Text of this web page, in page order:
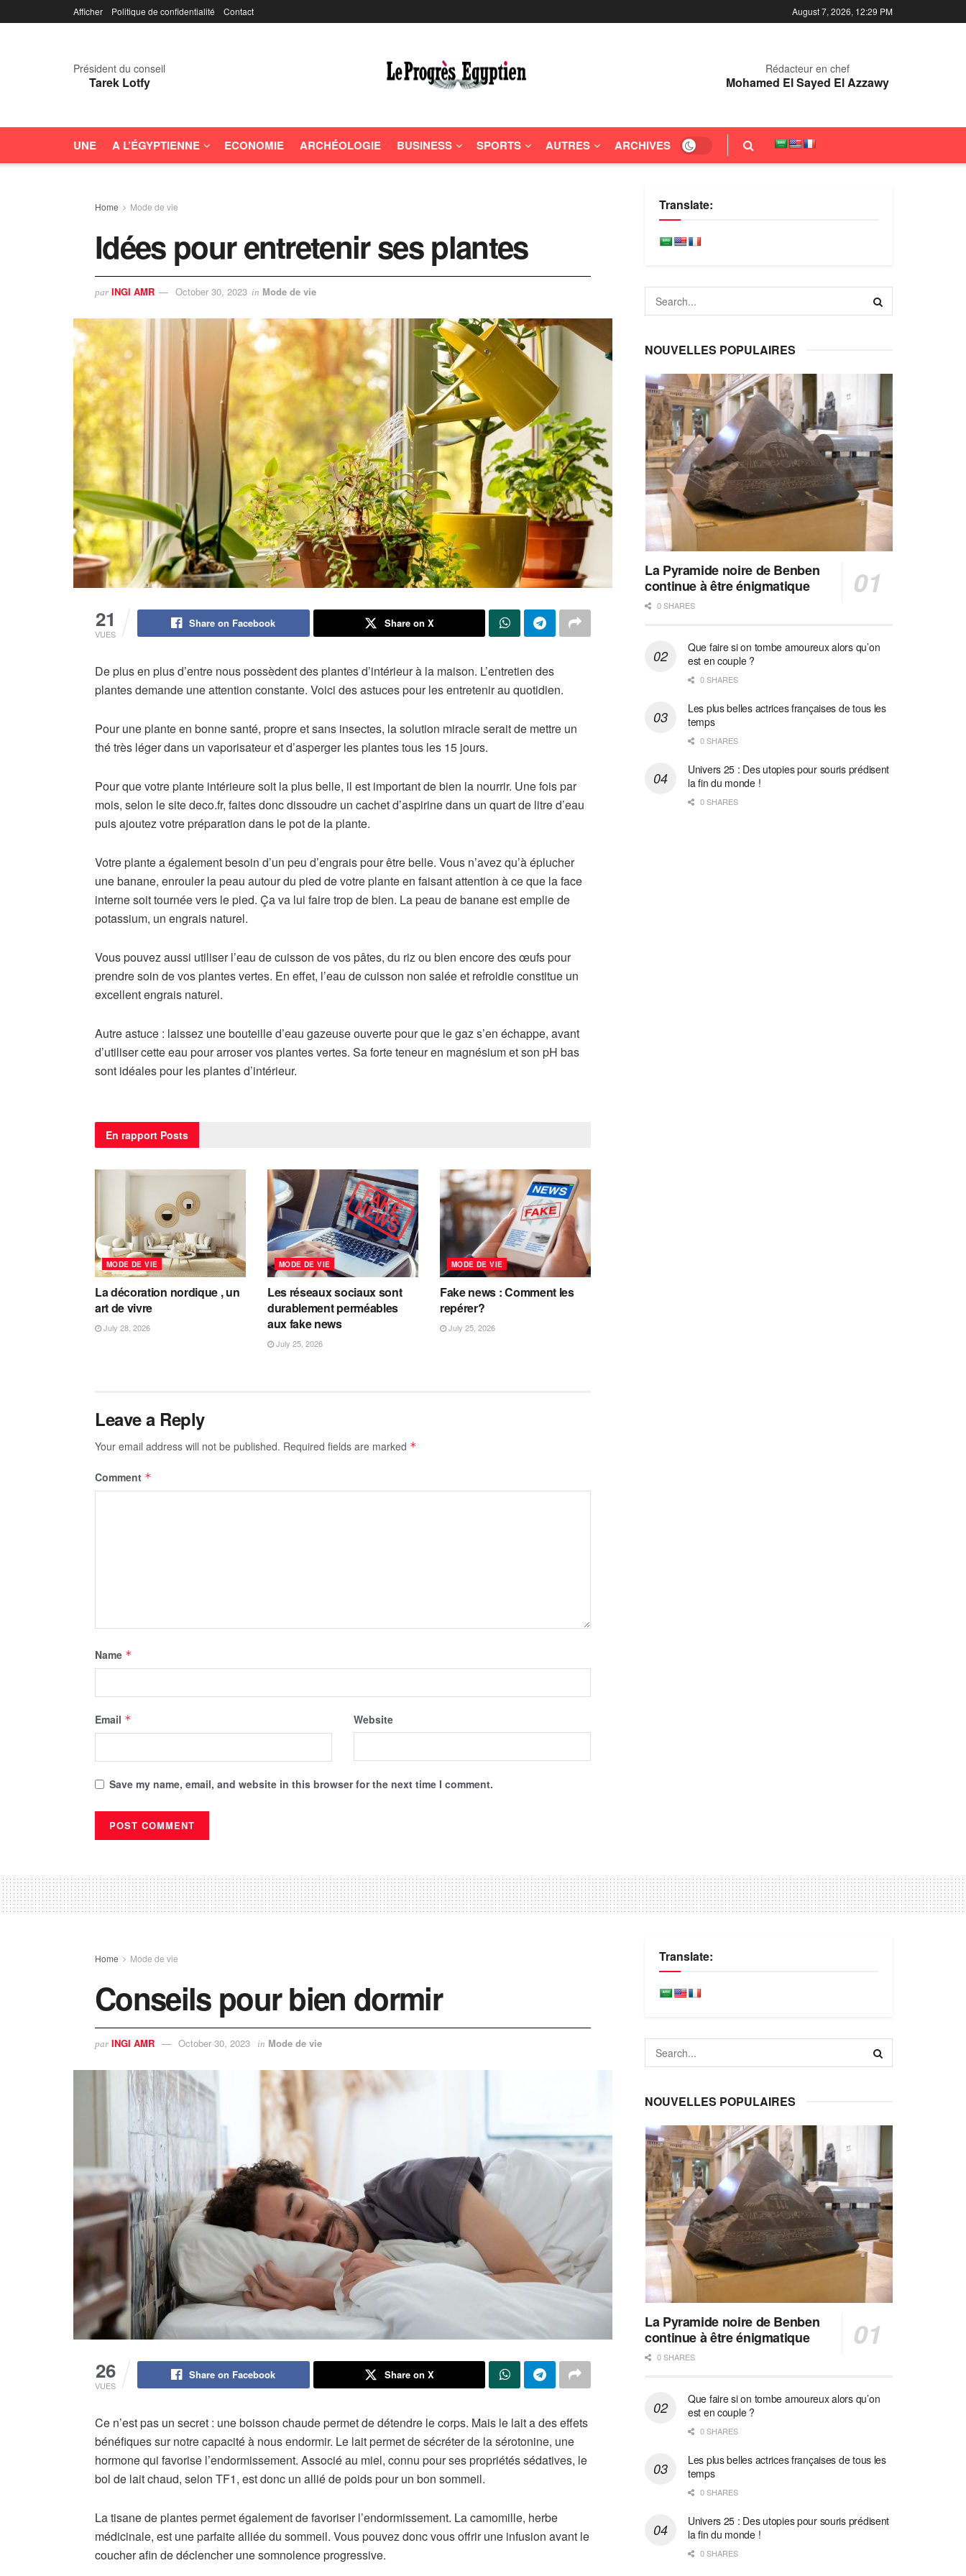
Afficher Politique de confidentialité Contact August 7, 2026, 12:29 PM
Président du conseil
Tarek Lotfy
Rédacteur en chef
Mohamed El Sayed El Azzawy
UNE A L’ÉGYPTIENNE ECONOMIE ARCHÉOLOGIE BUSINESS SPORTS AUTRES ARCHIVES
Home Mode de vie
Idées pour entretenir ses plantes
par INGI AMR October 30, 2023 in Mode de vie
21
VUES
Share on Facebook Share on X
De plus en plus d’entre nous possèdent des plantes d’intérieur à la maison. L’entretien des
plantes demande une attention constante. Voici des astuces pour les entretenir au quotidien.
Pour une plante en bonne santé, propre et sans insectes, la solution miracle serait de mettre un
thé très léger dans un vaporisateur et d’asperger les plantes tous les 15 jours.
Pour que votre plante intérieure soit la plus belle, il est important de bien la nourrir. Une fois par
mois, selon le site deco.fr, faites donc dissoudre un cachet d’aspirine dans un quart de litre d’eau
puis ajoutez votre préparation dans le pot de la plante.
Votre plante a également besoin d’un peu d’engrais pour être belle. Vous n’avez qu’à éplucher
une banane, enrouler la peau autour du pied de votre plante en faisant attention à ce que la face
interne soit tournée vers le pied. Ça va lui faire trop de bien. La peau de banane est emplie de
potassium, un engrais naturel.
Vous pouvez aussi utiliser l’eau de cuisson de vos pâtes, du riz ou bien encore des œufs pour
prendre soin de vos plantes vertes. En effet, l’eau de cuisson non salée et refroidie constitue un
excellent engrais naturel.
Autre astuce : laissez une bouteille d’eau gazeuse ouverte pour que le gaz s’en échappe, avant
d’utiliser cette eau pour arroser vos plantes vertes. Sa forte teneur en magnésium et son pH bas
sont idéales pour les plantes d’intérieur.
En rapport Posts
MODE DE VIE
La décoration nordique , un
art de vivre
July 28, 2026
MODE DE VIE
Les réseaux sociaux sont
durablement perméables
aux fake news
July 25, 2026
MODE DE VIE
Fake news : Comment les
repérer?
July 25, 2026
Leave a Reply
Your email address will not be published. Required fields are marked *
Comment *
Name *
Email * Website
Save my name, email, and website in this browser for the next time I comment.
Translate:
NOUVELLES POPULAIRES
La Pyramide noire de Benben
continue à être énigmatique
0 SHARES
Que faire si on tombe amoureux alors qu’on
est en couple ?
0 SHARES
Les plus belles actrices françaises de tous les
temps
0 SHARES
Univers 25 : Des utopies pour souris prédisent
la fin du monde !
0 SHARES
Home Mode de vie
Conseils pour bien dormir
par INGI AMR October 30, 2023 in Mode de vie
26
VUES
Share on Facebook Share on X
Ce n’est pas un secret : une boisson chaude permet de détendre le corps. Mais le lait a des effets
bénéfiques sur notre capacité à nous endormir. Le lait permet de sécréter de la sérotonine, une
hormone qui favorise l’endormissement. Associé au miel, connu pour ses propriétés sédatives, le
bol de lait chaud, selon TF1, est donc un allié de poids pour un bon sommeil.
La tisane de plantes permet également de favoriser l’endormissement. La camomille, herbe
médicinale, est une parfaite alliée du sommeil. Vous pouvez donc vous offrir une infusion avant le
coucher afin de déclencher une somnolence progressive.
Translate:
NOUVELLES POPULAIRES
La Pyramide noire de Benben
continue à être énigmatique
0 SHARES
Que faire si on tombe amoureux alors qu’on
est en couple ?
0 SHARES
Les plus belles actrices françaises de tous les
temps
0 SHARES
Univers 25 : Des utopies pour souris prédisent
la fin du monde !
0 SHARES